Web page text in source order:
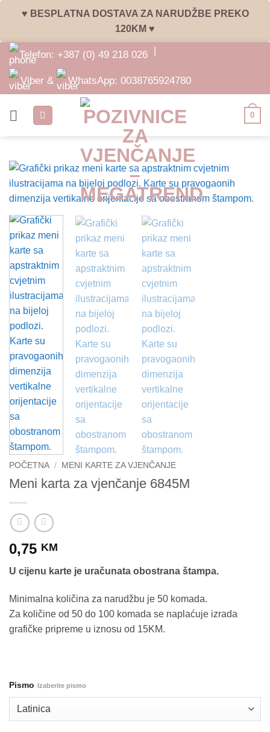
♥ BESPLATNA DOSTAVA ZA NARUDŽBE PREKO
120KM ♥
Skip
content
Telefon: +387 (0) 49 218 026 |
Viber & WhatsApp: 0038765924780
0
POČETNA / MENI KARTE ZA VJENČANJE
Meni karta za vjenčanje 6845M
0,75 KM
U cijenu karte je uračunata obostrana štampa.
Minimalna količina za narudžbu je 50 komada.
Za količine od 50 do 100 komada se naplaćuje izrada
grafičke pripreme u iznosu od 15KM.
Pismo Izaberite pismo